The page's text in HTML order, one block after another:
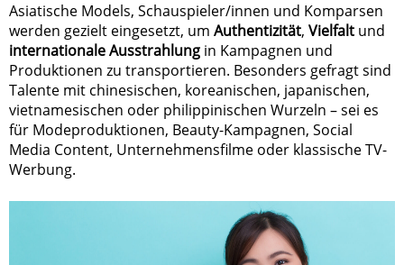
Asiatische Models, Schauspieler/innen und Komparsen
werden gezielt eingesetzt, um Authentizität, Vielfalt und
internationale Ausstrahlung in Kampagnen und
Produktionen zu transportieren. Besonders gefragt sind
Talente mit chinesischen, koreanischen, japanischen,
vietnamesischen oder philippinischen Wurzeln – sei es
für Modeproduktionen, Beauty-Kampagnen, Social
Media Content, Unternehmensfilme oder klassische TV-
Werbung.